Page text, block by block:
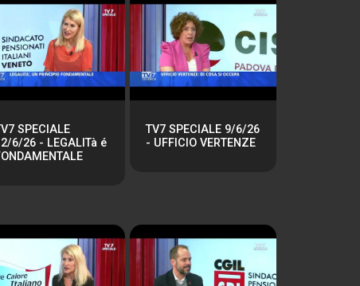
SPECIALE
6/26 - LEGALITà é
TV7 SPECIALE 9/6/26
- UFFICIO VERTENZE